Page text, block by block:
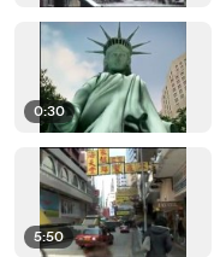
0:30
5:50